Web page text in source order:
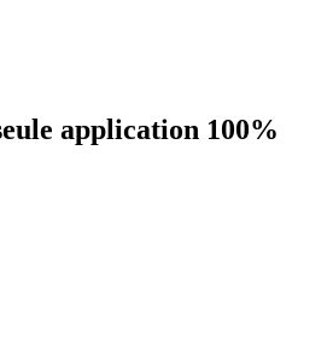
application 100%